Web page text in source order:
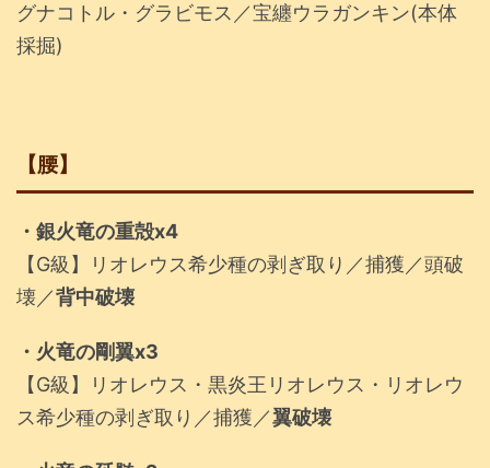
グナコトル・グラビモス／宝纏ウラガンキン(本体
採掘)
【腰】
・銀火竜の重殻x4
【G級】リオレウス希少種の剥ぎ取り／捕獲／頭破
壊／背中破壊
・火竜の剛翼x3
【G級】リオレウス・黒炎王リオレウス・リオレウ
ス希少種の剥ぎ取り／捕獲／翼破壊